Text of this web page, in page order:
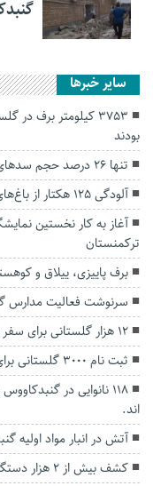
سایر خبرها
۳۷۵۳ کیلومتر برف
بودند
تنها ۲۶ درصد حجم سد‌های استان گلستان پرآب است.
آلودگی ۱۲۵ هکتار از باغ‌های زیتون مینودشت به بیماری گال باکتریایی
آغاز به کار نخستین
ترکمنستان
برف پاییزی، ییلاق و
سرنوشت فعالیت مدارس
۱۲ هزار گلستانی برای سفر به اربعین ثبت نام کردند
ثبت نام ۳۰۰۰ گلستانی برای بهره مندی از صندوق بیماران خاص
۱۱۸ نانوایی در
اند.
آتش در انبار مواد
کشف بیش از ۲ هزار دستگاه غیرمجاز استخراج در گلستان